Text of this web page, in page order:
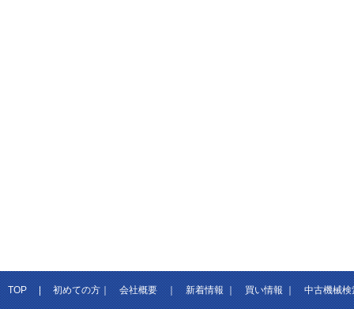
TOP|初めての方｜会社概要｜新着情報｜買い情報｜中古機械検